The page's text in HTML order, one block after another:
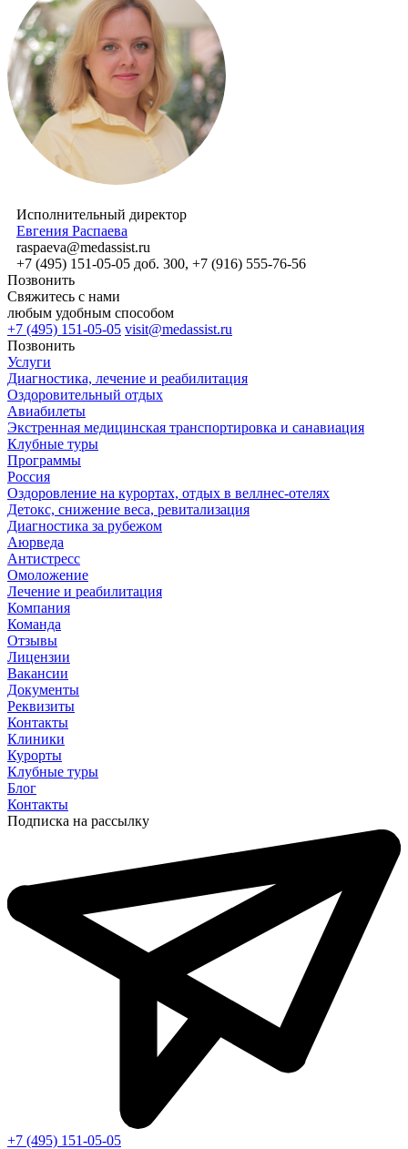
Исполнительный директор
Евгения Распаева
raspaeva@medassist.ru
+7 (495) 151-05-05 доб. 300, +7 (916) 555-76-56
Позвонить
Свяжитесь с нами
любым удобным способом
+7 (495) 151-05-05 visit@medassist.ru
Позвонить
Услуги
Диагностика, лечение и реабилитация
Оздоровительный отдых
Авиабилеты
Экстренная медицинская транспортировка и санавиация
Клубные туры
Программы
Россия
Оздоровление на курортах, отдых в веллнес-отелях
Детокс, снижение веса, ревитализация
Диагностика за рубежом
Аюрведа
Антистресс
Омоложение
Лечение и реабилитация
Компания
Команда
Отзывы
Лицензии
Вакансии
Документы
Реквизиты
Контакты
Клиники
Курорты
Клубные туры
Блог
Контакты
Подписка на рассылку
+7 (495) 151-05-05